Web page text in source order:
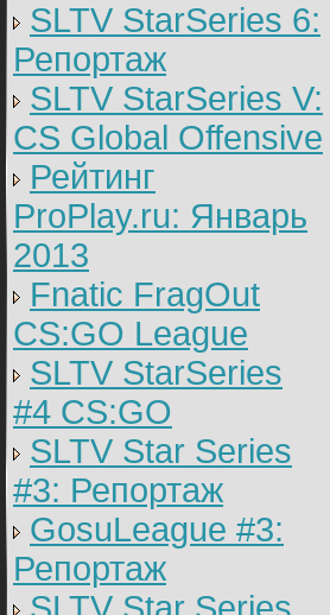
SLTV StarSeries 6:
Репортаж
SLTV StarSeries V:
CS Global Offensive
Рейтинг
ProPlay.ru: Январь
2013
Fnatic FragOut
CS:GO League
SLTV StarSeries
#4 CS:GO
SLTV Star Series
#3: Репортаж
GosuLeague #3:
Репортаж